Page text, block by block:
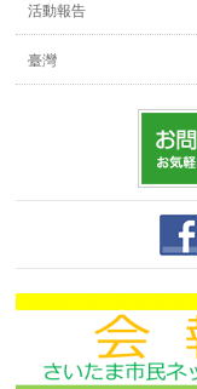
活動報告
臺灣